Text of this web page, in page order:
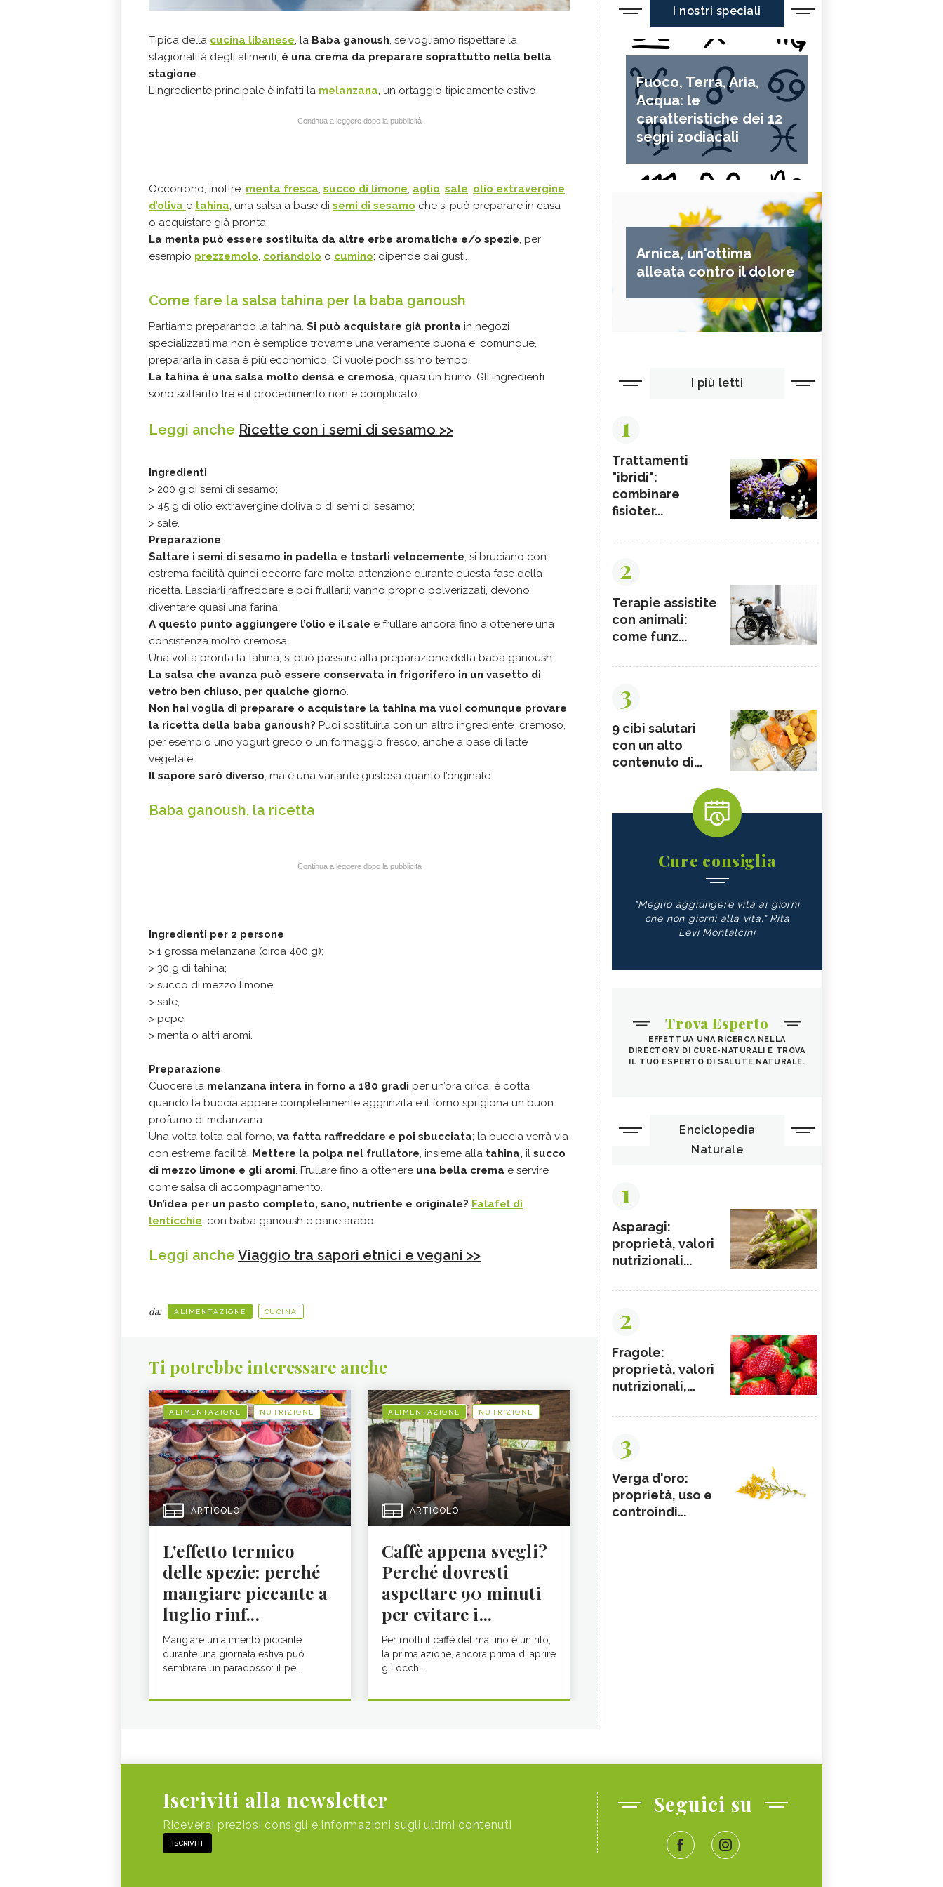
Tipica della cucina libanese, la Baba ganoush, se vogliamo rispettare la
stagionalità degli alimenti, è una crema da preparare soprattutto nella bella
stagione.
L’ingrediente principale è infatti la melanzana, un ortaggio tipicamente estivo.
Continua a leggere dopo la pubblicità
Occorrono, inoltre: menta fresca, succo di limone, aglio, sale, olio extravergine
d’oliva e tahina, una salsa a base di semi di sesamo che si può preparare in casa
o acquistare già pronta.
La menta può essere sostituita da altre erbe aromatiche e/o spezie, per
esempio prezzemolo, coriandolo o cumino; dipende dai gusti.
Come fare la salsa tahina per la baba ganoush
Partiamo preparando la tahina. Si può acquistare già pronta in negozi
specializzati ma non è semplice trovarne una veramente buona e, comunque,
prepararla in casa è più economico. Ci vuole pochissimo tempo.
La tahina è una salsa molto densa e cremosa, quasi un burro. Gli ingredienti
sono soltanto tre e il procedimento non è complicato.
Leggi anche Ricette con i semi di sesamo >>
Ingredienti
> 200 g di semi di sesamo;
> 45 g di olio extravergine d’oliva o di semi di sesamo;
> sale.
Preparazione
Saltare i semi di sesamo in padella e tostarli velocemente; si bruciano con
estrema facilità quindi occorre fare molta attenzione durante questa fase della
ricetta. Lasciarli raffreddare e poi frullarli; vanno proprio polverizzati, devono
diventare quasi una farina.
A questo punto aggiungere l’olio e il sale e frullare ancora fino a ottenere una
consistenza molto cremosa.
Una volta pronta la tahina, si può passare alla preparazione della baba ganoush.
La salsa che avanza può essere conservata in frigorifero in un vasetto di
vetro ben chiuso, per qualche giorno.
Non hai voglia di preparare o acquistare la tahina ma vuoi comunque provare
la ricetta della baba ganoush? Puoi sostituirla con un altro ingrediente cremoso,
per esempio uno yogurt greco o un formaggio fresco, anche a base di latte
vegetale.
Il sapore sarò diverso, ma è una variante gustosa quanto l’originale.
Baba ganoush, la ricetta
Continua a leggere dopo la pubblicità
Ingredienti per 2 persone
> 1 grossa melanzana (circa 400 g);
> 30 g di tahina;
> succo di mezzo limone;
> sale;
> pepe;
> menta o altri aromi.
Preparazione
Cuocere la melanzana intera in forno a 180 gradi per un’ora circa; è cotta
quando la buccia appare completamente aggrinzita e il forno sprigiona un buon
profumo di melanzana.
Una volta tolta dal forno, va fatta raffreddare e poi sbucciata; la buccia verrà via
con estrema facilità. Mettere la polpa nel frullatore, insieme alla tahina, il succo
di mezzo limone e gli aromi. Frullare fino a ottenere una bella crema e servire
come salsa di accompagnamento.
Un’idea per un pasto completo, sano, nutriente e originale? Falafel di
lenticchie, con baba ganoush e pane arabo.
Leggi anche Viaggio tra sapori etnici e vegani >>
da: ALIMENTAZIONE CUCINA
Ti potrebbe interessare anche
ALIMENTAZIONE NUTRIZIONE
ARTICOLO
L'effetto termico
delle spezie: perché
mangiare piccante a
luglio rinf...
Mangiare un alimento piccante
durante una giornata estiva può
sembrare un paradosso: il pe...
ALIMENTAZIONE NUTRIZIONE
ARTICOLO
Caffè appena svegli?
Perché dovresti
aspettare 90 minuti
per evitare i...
Per molti il caffè del mattino è un rito,
la prima azione, ancora prima di aprire
gli occh...
I nostri speciali
Fuoco, Terra, Aria,
Acqua: le
caratteristiche dei 12
segni zodiacali
Arnica, un'ottima
alleata contro il dolore
I più letti
1
Trattamenti
"ibridi":
combinare
fisioter...
2
Terapie assistite
con animali:
come funz...
3
9 cibi salutari
con un alto
contenuto di...
Cure consiglia
"Meglio aggiungere vita ai giorni
che non giorni alla vita." Rita
Levi Montalcini
Trova Esperto
EFFETTUA UNA RICERCA NELLA
DIRECTORY DI CURE-NATURALI E TROVA
IL TUO ESPERTO DI SALUTE NATURALE.
Enciclopedia
Naturale
1
Asparagi:
proprietà, valori
nutrizionali...
2
Fragole:
proprietà, valori
nutrizionali,...
3
Verga d'oro:
proprietà, uso e
controindi...
Iscriviti alla newsletter
Riceverai preziosi consigli e informazioni sugli ultimi contenuti
ISCRIVITI
Seguici su